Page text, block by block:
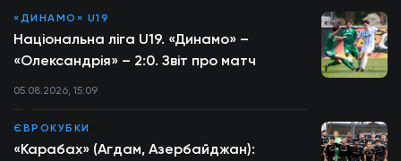
«ДИНАМО» U19
Національна ліга U19. «Динамо» –
«Олександрія» – 2:0. Звіт про матч
05.08.2026, 15:09
ЄВРОКУБКИ
«Карабах» (Агдам, Азербайджан):